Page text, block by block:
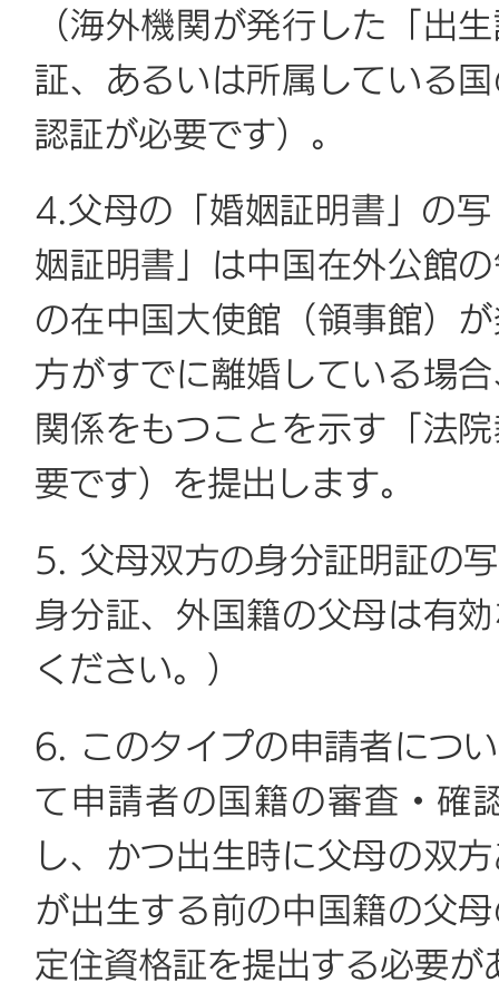
（海外機関が発行した「出
証、あるいは所属している
認証が必要です）。
4.父母の「婚姻証明書」の
姻証明書」は中国在外公館
の在中国大使館（領事館）
方がすでに離婚している場
関係をもつことを示す「法
要です）を提出します。
5. 父母双方の身分証明証の
身分証、外国籍の父母は有
ください。）
6. このタイプの申請者につ
て申請者の国籍の審査・確
し、かつ出生時に父母の双
が出生する前の中国籍の父
定住資格証を提出する必要が